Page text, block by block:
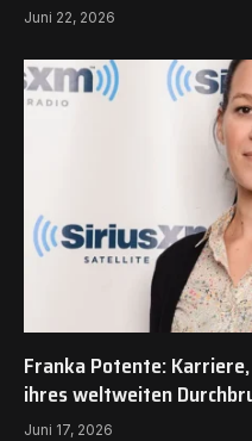
Juni 22, 2026
Franka Potente:
ihres weltweiten
Juni 17, 2026